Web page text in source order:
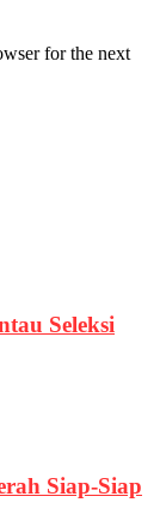
for the next
Seleksi
Siap-Siap